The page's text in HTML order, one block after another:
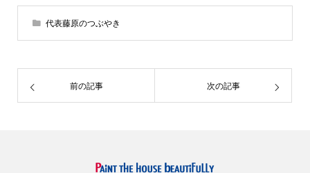
代表藤原のつぶやき
前の記事 次の記事